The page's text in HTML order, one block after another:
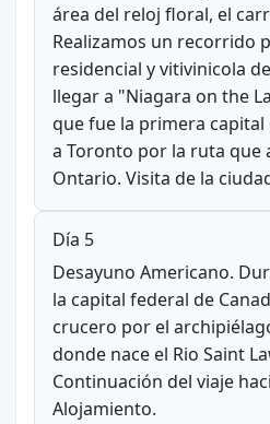
área del reloj floral, el
Realizamos un recorrido
residencial y vitivinicola
llegar a "Niagara on the
que fue la primera capital
a Toronto por la ruta que
Ontario. Visita de la
Día 5
Desayuno Americano.
la capital federal de
crucero por el
donde nace el Rio Saint
Continuación del viaje
Alojamiento.